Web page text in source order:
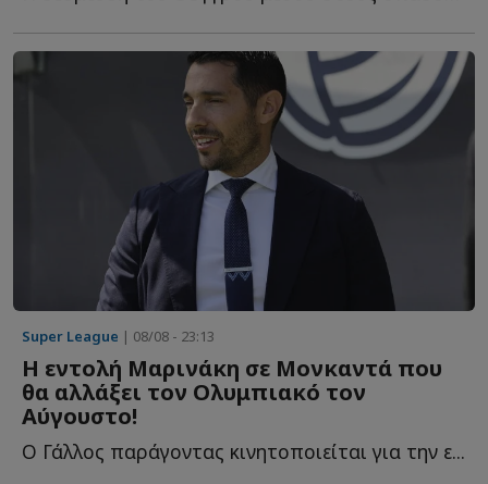
Super League | 08/08 - 23:13
Η εντολή Μαρινάκη σε Μονκαντά που
θα αλλάξει τον Ολυμπιακό τον
Αύγουστο!
Ο Γάλλος παράγοντας κινητοποιείται για την ε...